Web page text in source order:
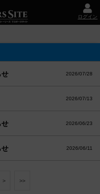
ログイン
2026/07/28
2026/07/13
2026/06/23
2026/06/11
> >>